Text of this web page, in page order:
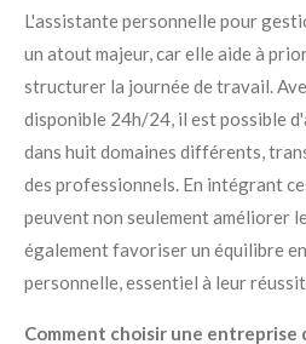
L'assistante personnelle pour
un atout majeur, car elle aide à
structurer la journée de travail.
disponible 24h/24, il est possible
dans huit domaines différents,
des professionnels. En intégrant
peuvent non seulement améliorer
également favoriser un équilibre
personnelle, essentiel à leur
Comment choisir une entreprise